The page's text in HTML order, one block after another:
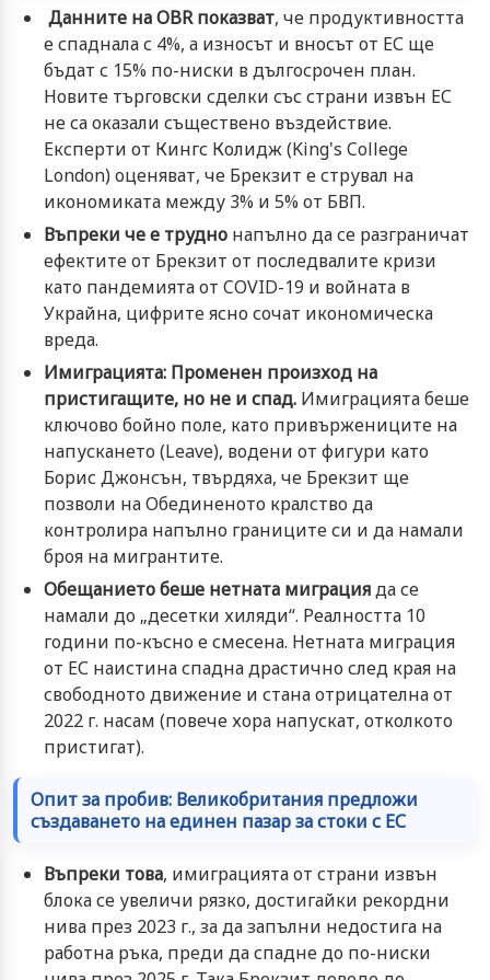
Данните на OBR показват, че продуктивността
е спаднала с 4%, а износът и вносът от ЕС ще
бъдат с 15% по-ниски в дългосрочен план.
Новите търговски сделки със страни извън ЕС
не са оказали съществено въздействие.
Експерти от Кингс Колидж (King's College
London) оценяват, че Брекзит е струвал на
икономиката между 3% и 5% от БВП.
Въпреки че е трудно напълно да се разграничат
ефектите от Брекзит от последвалите кризи
като пандемията от COVID-19 и войната в
Украйна, цифрите ясно сочат икономическа
вреда.
Имиграцията: Променен произход на
пристигащите, но не и спад. Имиграцията беше
ключово бойно поле, като привържениците на
напускането (Leave), водени от фигури като
Борис Джонсън, твърдяха, че Брекзит ще
позволи на Обединеното кралство да
контролира напълно границите си и да намали
броя на мигрантите.
Обещанието беше нетната миграцияда се
намали до „десетки хиляди“. Реалността 10
години по-късно е смесена. Нетната миграция
от ЕС наистина спадна драстично след края на
свободното движение и стана отрицателна от
2022 г. насам (повече хора напускат, отколкото
пристигат).
Опит за пробив: Великобритания предложи
създаването на единен пазар за стоки с ЕС
Въпреки това, имиграцията от страни извън
блока се увеличи рязко, достигайки рекордни
нива през 2023 г., за да запълни недостига на
работна ръка, преди да спадне до по-ниски